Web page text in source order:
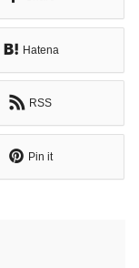
Hatena
RSS
Pin it